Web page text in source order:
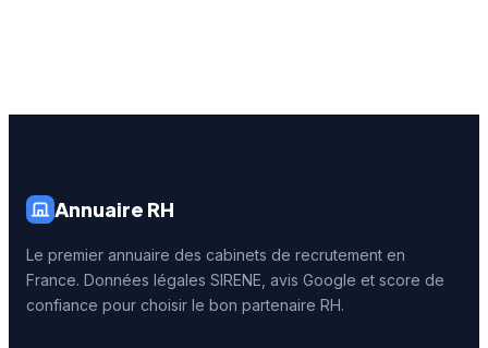
Annuaire RH
Le premier annuaire des cabinets de recrutement en
France. Données légales SIRENE, avis Google et score de
confiance pour choisir le bon partenaire RH.